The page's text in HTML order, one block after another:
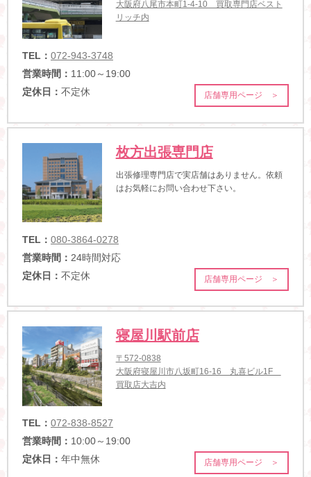
大阪府八尾市本町1-4-10 買取専門店ベスト
リッチ内
TEL： 072-943-3748
営業時間： 11:00～19:00
定休日： 不定休 店舗専用ページ ＞
枚方出張専門店
出張修理専門店で実店舗はありません。依頼
はお気軽にお問い合わせ下さい。
TEL： 080-3864-0278
営業時間： 24時間対応
定休日： 不定休 店舗専用ページ ＞
寝屋川駅前店
〒572-0838
大阪府寝屋川市八坂町16-16 丸喜ビル1F
買取店大吉内
TEL： 072-838-8527
営業時間： 10:00～19:00
定休日： 年中無休 店舗専用ページ ＞